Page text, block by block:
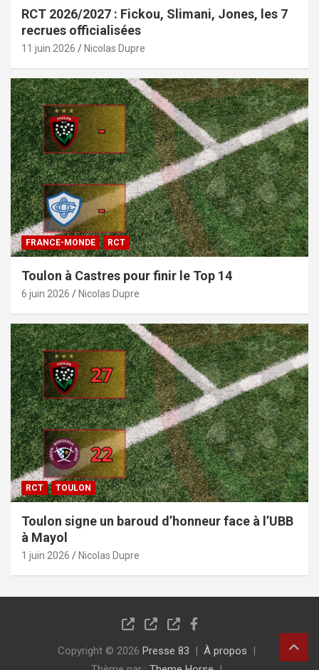
RCT 2026/2027 : Fickou, Slimani, Jones, les 7
recrues officialisées
11 juin 2026 Nicolas Dupre
FRANCE-MONDE RCT
Toulon à Castres pour finir le Top 14
6 juin 2026 Nicolas Dupre
RCT TOULON
Toulon signe un baroud d’honneur face à l’UBB
à Mayol
1 juin 2026 Nicolas Dupre
Copyright © 2026 Presse 83
À propos